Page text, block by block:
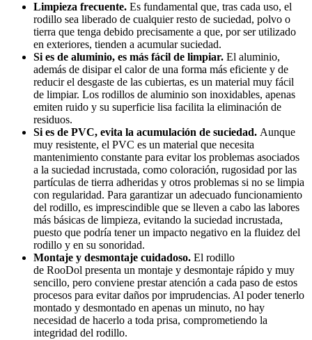
Limpieza frecuente. Es fundamental que, tras cada uso, el
rodillo sea liberado de cualquier resto de suciedad, polvo o
tierra que tenga debido precisamente a que, por ser utilizado
en exteriores, tienden a acumular suciedad.
Si es de aluminio, es más fácil de limpiar. El aluminio,
además de disipar el calor de una forma más eficiente y de
reducir el desgaste de las cubiertas, es un material muy fácil
de limpiar. Los rodillos de aluminio son inoxidables, apenas
emiten ruido y su superficie lisa facilita la eliminación de
residuos.
Si es de PVC, evita la acumulación de suciedad. Aunque
muy resistente, el PVC es un material que necesita
mantenimiento constante para evitar los problemas asociados
a la suciedad incrustada, como coloración, rugosidad por las
partículas de tierra adheridas y otros problemas si no se limpia
con regularidad. Para garantizar un adecuado funcionamiento
del rodillo, es imprescindible que se lleven a cabo las labores
más básicas de limpieza, evitando la suciedad incrustada,
puesto que podría tener un impacto negativo en la fluidez del
rodillo y en su sonoridad.
Montaje y desmontaje cuidadoso. El rodillo
de RooDol presenta un montaje y desmontaje rápido y muy
sencillo, pero conviene prestar atención a cada paso de estos
procesos para evitar daños por imprudencias. Al poder tenerlo
montado y desmontado en apenas un minuto, no hay
necesidad de hacerlo a toda prisa, comprometiendo la
integridad del rodillo.